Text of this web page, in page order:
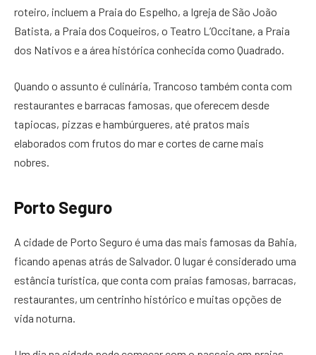
roteiro, incluem a Praia do Espelho, a Igreja de São João
Batista, a Praia dos Coqueiros, o Teatro L’Occitane, a Praia
dos Nativos e a área histórica conhecida como Quadrado.
Quando o assunto é culinária, Trancoso também conta com
restaurantes e barracas famosas, que oferecem desde
tapiocas, pizzas e hambúrgueres, até pratos mais
elaborados com frutos do mar e cortes de carne mais
nobres.
Porto Seguro
A cidade de Porto Seguro é uma das mais famosas da Bahia,
ficando apenas atrás de Salvador. O lugar é considerado uma
estância turística, que conta com praias famosas, barracas,
restaurantes, um centrinho histórico e muitas opções de
vida noturna.